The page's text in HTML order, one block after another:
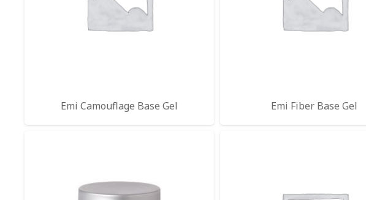
Emi Camouflage Base Gel Emi Fiber Base Gel